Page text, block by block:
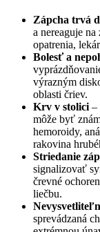
Zápcha trvá
a nereaguje
opatrenia,
Bolesť a
výrazným
oblasti čriev.
Krv v stolici –
môže byť
hemoroidy,
rakovina
Striedanie
signalizovať
črevné
liečbu.
sprevádzaná